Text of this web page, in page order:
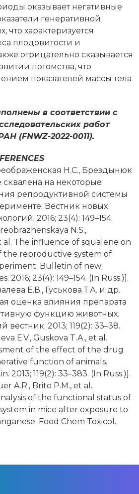
оказывает негативные
генеративной
характеризуется
плодовитости и
отрицательно сказывается
потомства, что
показателей массы тела
в соответствии с
работ
(FNWZ-2022-0011).
Н.С., Брездынюк
на некоторые
репродуктивной системы
Вестник новых
2016; 23(4): 149–154.
N.S.,
al. The influence of squalene on
the reproductive system of
Bulletin of new
2016; 23(4): 149–154. (In Russ.)].
Е.В., Гуськова Т.А. и др.
оценка влияния препарата
функцию животных.
вестник. 2013; 119(2): 33–38.
E.V., Guskova T.A., et al.
of the effect of the drug
function of animals.
2013; 119(2): 33–383. (In Russ.)].
A.R., Brito P.M., et al.
of the functional status of
in mice after exposure to
Food Chem Toxicol.